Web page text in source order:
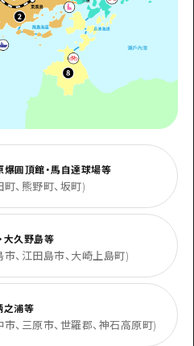
爆圓頂館・馬自達球場等
、熊野町、坂町)
大久野島等
市、江田島市、大崎上島町)
之浦等
市、三原市、世羅郡、神石高原町)